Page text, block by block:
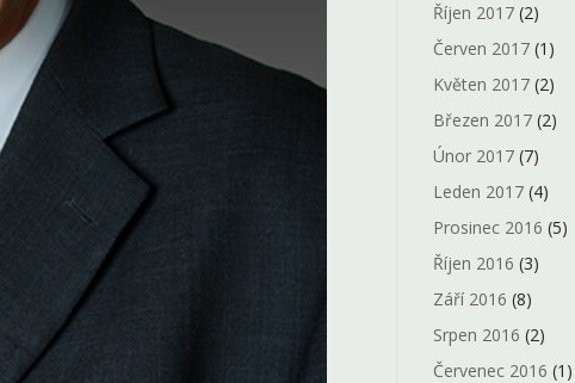
Říjen 2017(2)
Červen 2017(1)
Květen 2017(2)
Březen 2017(2)
Únor 2017(7)
Leden 2017(4)
Prosinec 2016 (5)
Říjen 2016 (3)
Září 2016 (8)
Srpen 2016 (2)
Červenec 2016 (1)